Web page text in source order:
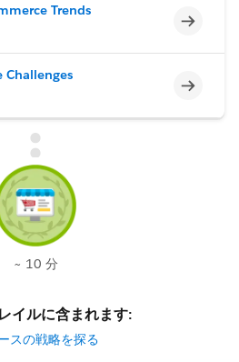
Trends
未完了
Challenges
未完了
~ 10 分
イルに含まれます:
スの戦略を探る